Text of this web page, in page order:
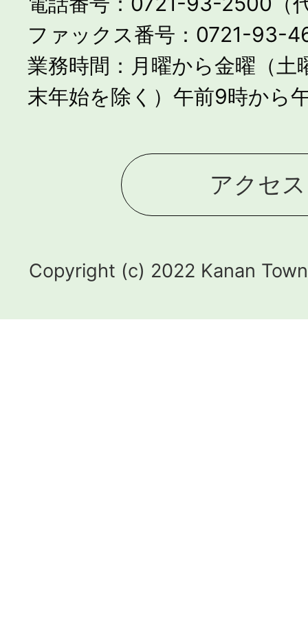
ファックス番号：0721-93-
業務時間：月曜から金曜（土
末年始を除く）午前9時から
アクセス
Copyright (c) 2022 Kanan